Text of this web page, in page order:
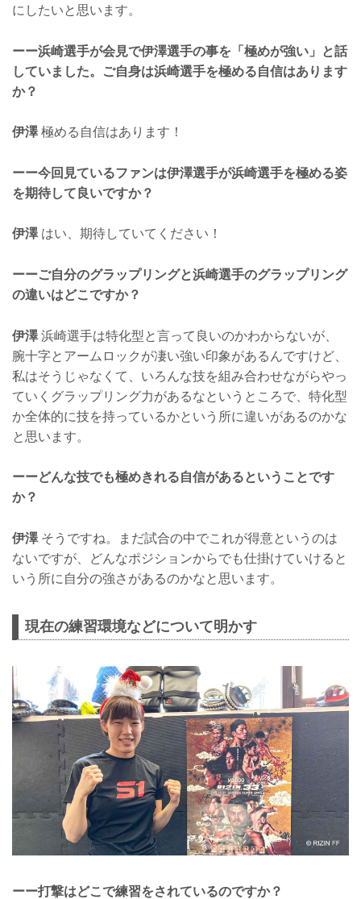
にしたいと思います。
ーー浜崎選手が会見で伊澤選手の事を「極めが強い」と話
していました。ご自身は浜崎選手を極める自信はあります
か？
伊澤極める自信はあります！
ーー今回見ているファンは伊澤選手が浜崎選手を極める姿
を期待して良いですか？
伊澤はい、期待していてください！
ーーご自分のグラップリングと浜崎選手のグラップリング
の違いはどこですか？
伊澤浜崎選手は特化型と言って良いのかわからないが、
腕十字とアームロックが凄い強い印象があるんですけど、
私はそうじゃなくて、いろんな技を組み合わせながらやっ
ていくグラップリング力があるなというところで、特化型
か全体的に技を持っているかという所に違いがあるのかな
と思います。
ーーどんな技でも極めきれる自信があるということです
か？
伊澤そうですね。まだ試合の中でこれが得意というのは
ないですが、どんなポジションからでも仕掛けていけると
いう所に自分の強さがあるのかなと思います。
現在の練習環境などについて明かす
ーー打撃はどこで練習をされているのですか？